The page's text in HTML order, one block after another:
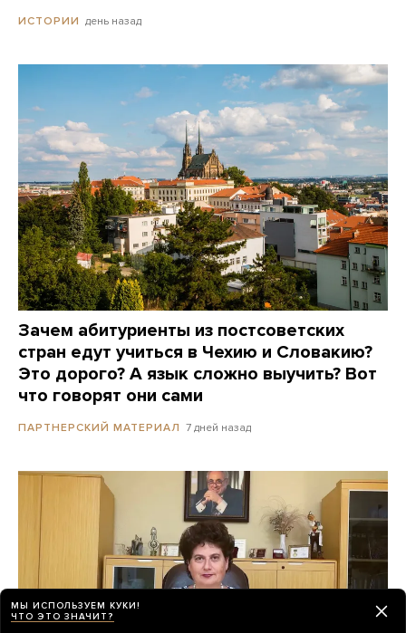
ИСТОРИИ день назад
Зачем абитуриенты из постсоветских
стран едут учиться в Чехию и Словакию?
Это дорого? А язык сложно выучить? Вот
что говорят они сами
ПАРТНЕРСКИЙ МАТЕРИАЛ 7 дней назад
МЫ ИСПОЛЬЗУЕМ КУКИ!
ЧТО ЭТО ЗНАЧИТ?